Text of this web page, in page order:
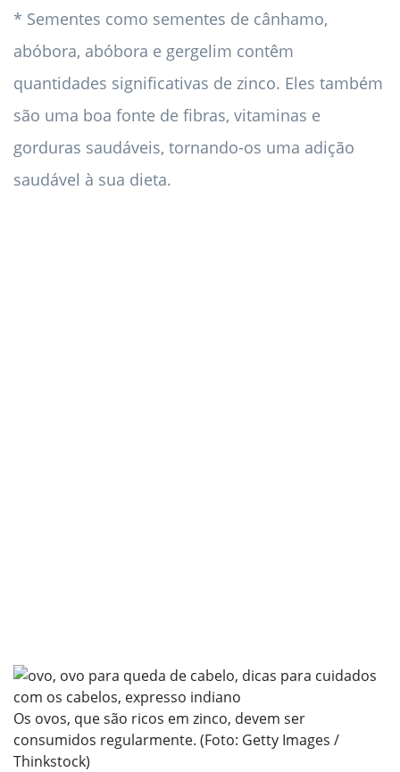
* Sementes como sementes de cânhamo,
abóbora, abóbora e gergelim contêm
quantidades significativas de zinco. Eles também
são uma boa fonte de fibras, vitaminas e
gorduras saudáveis, tornando-os uma adição
saudável à sua dieta.
Os ovos, que são ricos em zinco, devem ser
consumidos regularmente. (Foto: Getty Images /
Thinkstock)